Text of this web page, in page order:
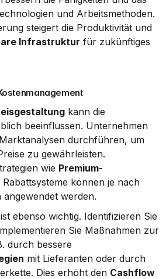
und Arbeitsmethoden.
steigert die Produktivität und
Infrastruktur für zukünftiges
kann die
beeinflussen. Unternehmen
durchführen, um
zu gewährleisten.
wie Premium-
Rabattsysteme können je nach
werden.
Sie Maßnahmen zur
mit Lieferanten oder durch
Dies erhöht den Cashflow